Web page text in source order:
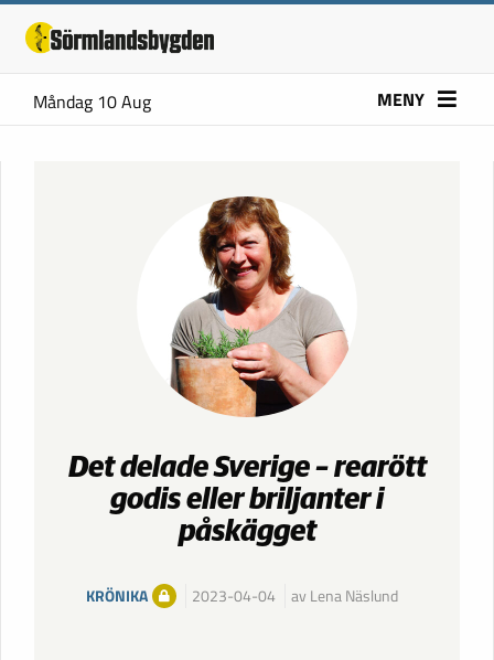
Måndag 10 Aug MENY
Det delade Sverige – rearött
godis eller briljanter i
påskägget
KRÖNIKA 2023-04-04 av Lena Näslund